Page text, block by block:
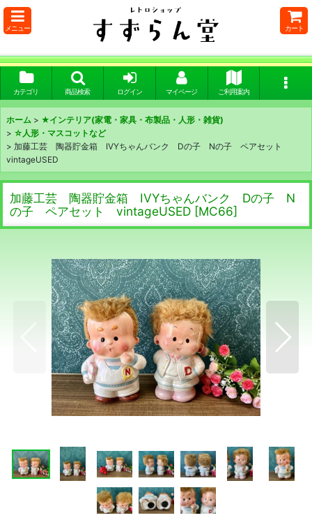
メニュー カート
カテゴリ 商品検索 ログイン マイページ ご利用案内
ホーム > ★インテリア(家電・家具・布製品・人形・雑貨)
> ☆人形・マスコットなど
> 加藤工芸 陶器貯金箱 IVYちゃんバンク Dの子 Nの子 ペアセット
vintageUSED
加藤工芸 陶器貯金箱 IVYちゃんバンク Dの子 N
の子 ペアセット vintageUSED [MC66]